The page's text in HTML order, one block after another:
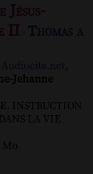
Jésus-
II -
,
Jehanne
INSTRUCTION
LA VIE
Mo